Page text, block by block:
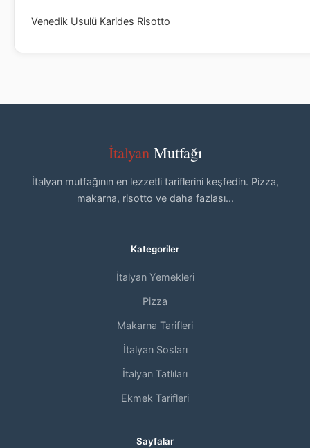
Venedik Usulü Karides Risotto
İtalyan Mutfağı
İtalyan mutfağının en lezzetli tariflerini keşfedin. Pizza,
makarna, risotto ve daha fazlası...
Kategoriler
İtalyan Yemekleri
Pizza
Makarna Tarifleri
İtalyan Sosları
İtalyan Tatlıları
Ekmek Tarifleri
Sayfalar